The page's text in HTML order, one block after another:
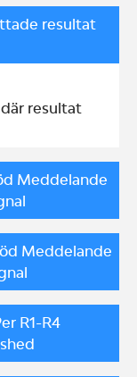
resultat
resultat
Meddelande
Meddelande
R1-R4